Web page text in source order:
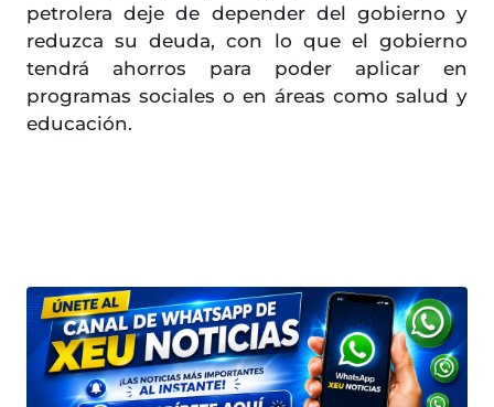
petrolera deje de depender del gobierno y
reduzca su deuda, con lo que el gobierno
tendrá ahorros para poder aplicar en
programas sociales o en áreas como salud y
educación.